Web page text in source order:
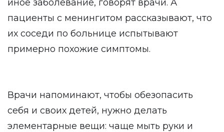
иное заболевание, говорят врачи. А
пациенты с менингитом рассказывают, что
их соседи по больнице испытывают
примерно похожие симптомы.
Врачи напоминают, чтобы обезопасить
себя и своих детей, нужно делать
элементарные вещи: чаще мыть руки и